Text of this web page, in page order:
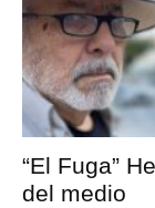
“El Fuga”
del medio